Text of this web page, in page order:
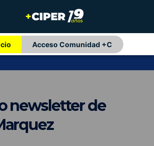
Acceso Comunidad +C
newsletter de